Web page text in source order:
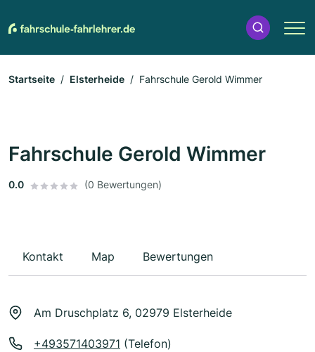
Startseite Elsterheide Fahrschule Gerold Wimmer
Fahrschule Gerold Wimmer
0.0 (0 Bewertungen)
Kontakt Map Bewertungen
Am Druschplatz 6, 02979 Elsterheide
+493571403971 (Telefon)